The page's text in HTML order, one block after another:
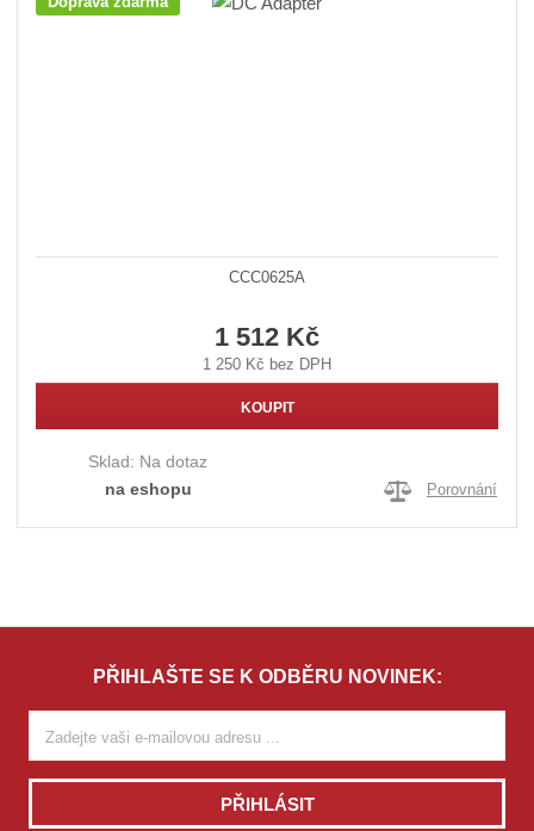
CCC0625A
1 512 Kč
1 250 Kč bez DPH
KOUPIT
Sklad: Na dotaz
na eshopu
Porovnání
PŘIHLAŠTE SE K ODBĚRU NOVINEK:
PŘIHLÁSIT